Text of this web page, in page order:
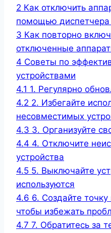
2 Как отключить
помощью диспетчера
3 Как повторно
отключенные
4 Советы по
устройствами
4.1 1. Регулярно
4.2 2. Избегайте
несовместимых
4.3 3. Организуйте
4.4 4. Отключите
устройства
4.5 5. Выключайте
используются
4.6 6. Создайте
чтобы избежать
4.7 7. Обратитесь за